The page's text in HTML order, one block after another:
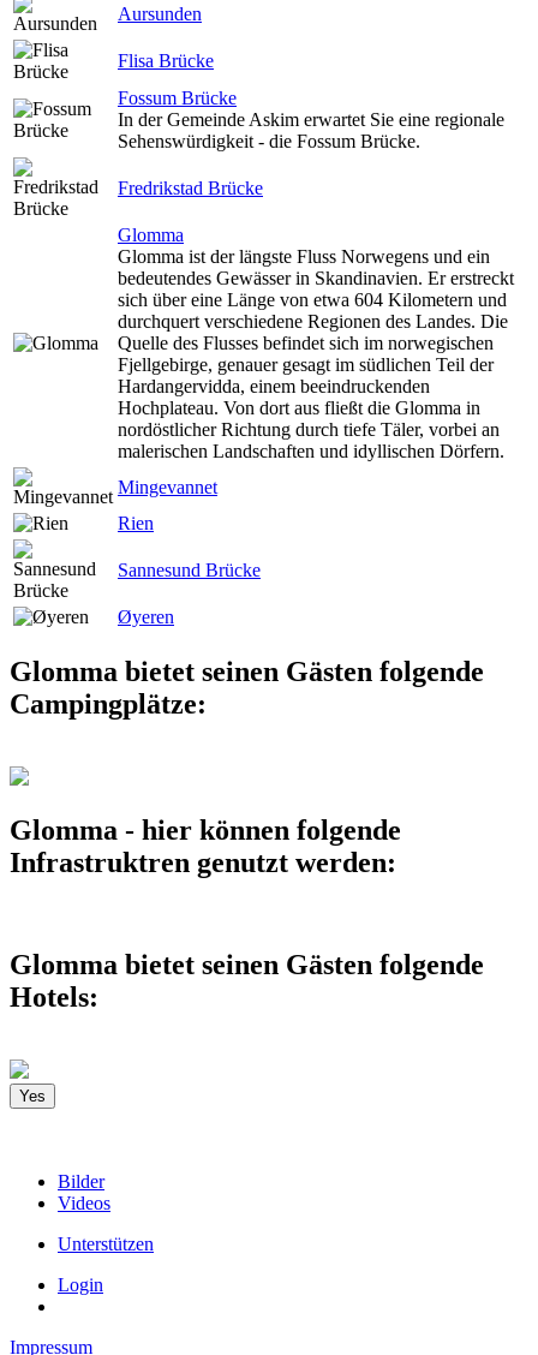
Aursunden
Flisa Brücke
Fossum Brücke
In der Gemeinde Askim erwartet Sie eine regionale
Sehenswürdigkeit - die Fossum Brücke.
Fredrikstad Brücke
Glomma
Glomma ist der längste Fluss Norwegens und ein
bedeutendes Gewässer in Skandinavien. Er erstreckt
sich über eine Länge von etwa 604 Kilometern und
durchquert verschiedene Regionen des Landes. Die
Quelle des Flusses befindet sich im norwegischen
Fjellgebirge, genauer gesagt im südlichen Teil der
Hardangervidda, einem beeindruckenden
Hochplateau. Von dort aus fließt die Glomma in
nordöstlicher Richtung durch tiefe Täler, vorbei an
malerischen Landschaften und idyllischen Dörfern.
Mingevannet
Rien
Sannesund Brücke
Øyeren
Glomma bietet seinen Gästen folgende
Campingplätze:
Glomma - hier können folgende
Infrastruktren genutzt werden:
Glomma bietet seinen Gästen folgende
Hotels:
Yes
Bilder
Videos
Unterstützen
Login
Impressum